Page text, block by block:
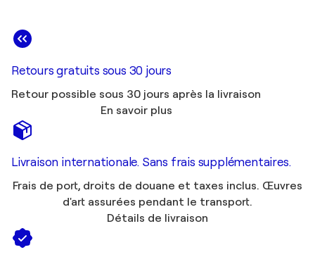
Retours gratuits sous 30 jours
Retour possible sous 30 jours après la livraison
En savoir plus
Livraison internationale. Sans frais supplémentaires.
Frais de port, droits de douane et taxes inclus. Œuvres
d'art assurées pendant le transport.
Détails de livraison